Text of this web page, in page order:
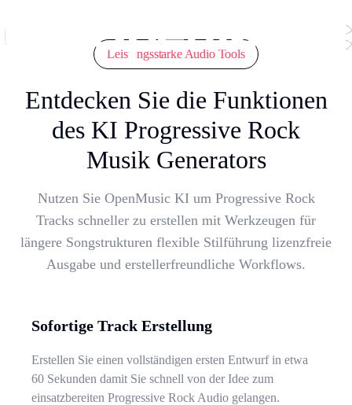
Leistungsstarke Audio Tools
Entdecken Sie die Funktionen
des KI Progressive Rock
Musik Generators
Nutzen Sie OpenMusic KI um Progressive Rock
Tracks schneller zu erstellen mit Werkzeugen für
längere Songstrukturen flexible Stilführung lizenzfreie
Ausgabe und erstellerfreundliche Workflows.
Sofortige Track Erstellung
Erstellen Sie einen vollständigen ersten Entwurf in etwa
60 Sekunden damit Sie schnell von der Idee zum
einsatzbereiten Progressive Rock Audio gelangen.